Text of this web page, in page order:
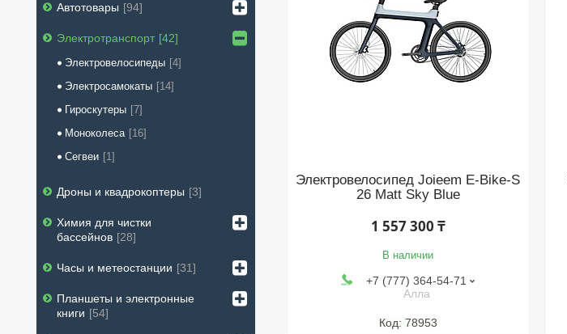
Электровелосипед Joieem E-Bike-S
26 Matt Sky Blue
1 557 300 ₸
В наличии
+7 (777) 364-54-71
Алла
78953
Автотовары 94
Электротранспорт 42
Электровелосипеды 4
Электросамокаты
14
Гироскутеры 7
Моноколеса
16
Сегвеи
1
Дроны и квадрокоптеры 3
Химия для чистки
бассейнов 28
Часы и метеостанции 31
Планшеты и электронные
книги
54